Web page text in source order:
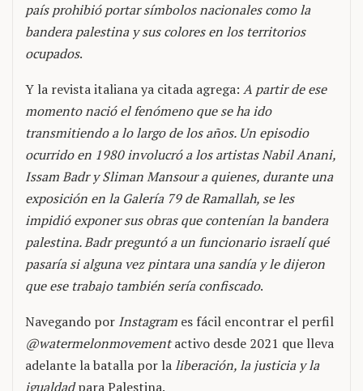
país prohibió portar símbolos nacionales como la
bandera palestina y sus colores en los territorios
ocupados.
Y la revista italiana ya citada agrega: A partir de ese
momento nació el fenómeno que se ha ido
transmitiendo a lo largo de los años. Un episodio
ocurrido en 1980 involucró a los artistas Nabil Anani,
Issam Badr y Sliman Mansour a quienes, durante una
exposición en la Galería 79 de Ramallah, se les
impidió exponer sus obras que contenían la bandera
palestina. Badr preguntó a un funcionario israelí qué
pasaría si alguna vez pintara una sandía y le dijeron
que ese trabajo también sería confiscado.
Navegando por Instagram es fácil encontrar el perfil
@watermelonmovementactivo desde 2021 que lleva
adelante la batalla por laliberación, la justicia y la
igualdadpara Palestina.